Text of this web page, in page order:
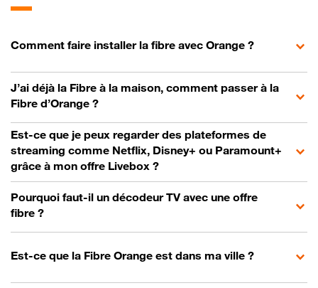
Comment faire installer la fibre avec Orange ?
J’ai déjà la Fibre à la maison, comment passer à la
Fibre d’Orange ?
Est-ce que je peux regarder des plateformes de
streaming comme Netflix, Disney+ ou Paramount+
grâce à mon offre Livebox ?
Pourquoi faut-il un décodeur TV avec une offre
fibre ?
Est-ce que la Fibre Orange est dans ma ville ?